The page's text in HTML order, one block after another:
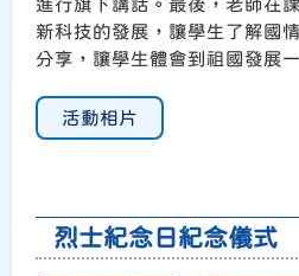
進行旗下講話。最後，老師在
新科技的發展，讓學生了解國
分享，讓學生體會到祖國發展
活動相片
烈士紀念日紀念儀式